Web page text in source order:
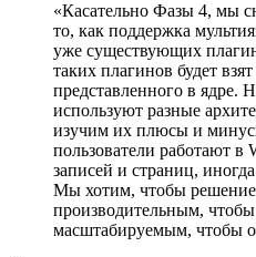
«Касательно Фазы 4, мы
то, как поддержка
уже существующих
таких плагинов будет
представленного в ядре.
используют разные
изучим их плюсы и
пользователи работают в
записей и страниц,
Мы хотим, чтобы
производительным,
масштабируемым, чтобы